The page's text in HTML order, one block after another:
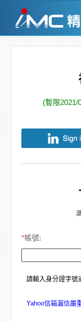
(暫限2021/
*帳號:
請輸入身分證字號
Yahoo信箱漏信嚴